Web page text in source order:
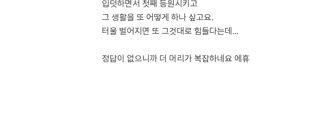
입덧하면서 첫째 등원시키고
그 생활을 또 어떻게 하나 싶고요.
터울 벌어지면 또 그것대로 힘들다는데...
정답이 없으니까 더 머리가 복잡하네요 에휴